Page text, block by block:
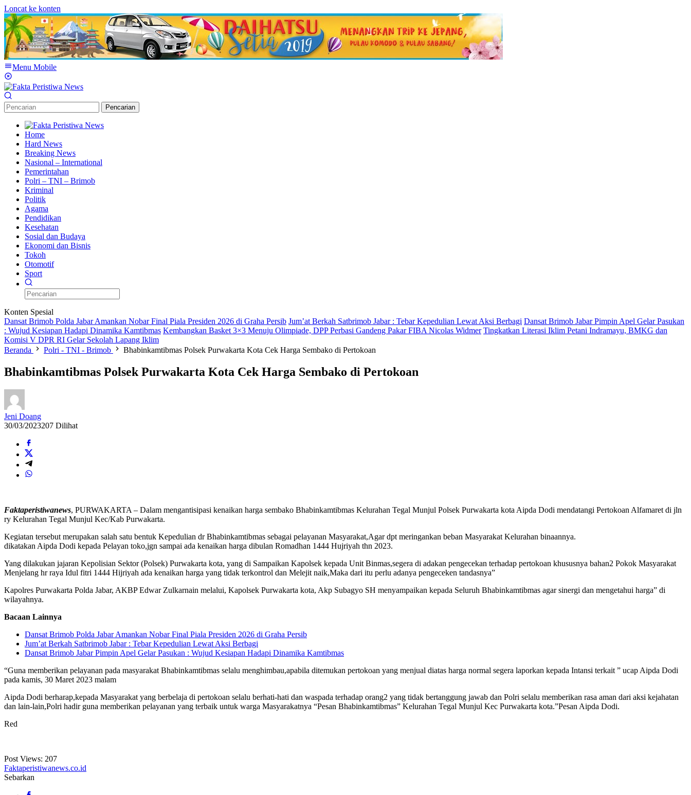
Loncat ke konten
Menu Mobile
Pencarian
Home
Hard News
Breaking News
Nasional – International
Pemerintahan
Polri – TNI – Brimob
Kriminal
Politik
Agama
Pendidikan
Kesehatan
Sosial dan Budaya
Ekonomi dan Bisnis
Tokoh
Otomotif
Sport
Konten Spesial
Dansat Brimob Polda Jabar Amankan Nobar Final Piala Presiden 2026 di Graha Persib Jum’at Berkah Satbrimob Jabar : Tebar Kepedulian Lewat Aksi Berbagi Dansat Brimob Jabar Pimpin Apel Gelar Pasukan
: Wujud Kesiapan Hadapi Dinamika Kamtibmas Kembangkan Basket 3×3 Menuju Olimpiade, DPP Perbasi Gandeng Pakar FIBA Nicolas Widmer Tingkatkan Literasi Iklim Petani Indramayu, BMKG dan
Komisi V DPR RI Gelar Sekolah Lapang Iklim
Beranda
Polri - TNI - Brimob Bhabinkamtibmas Polsek Purwakarta Kota Cek Harga Sembako di Pertokoan
Bhabinkamtibmas Polsek Purwakarta Kota Cek Harga Sembako di Pertokoan
Jeni Doang
30/03/2023207 Dilihat
Faktaperistiwanews, PURWAKARTA – Dalam mengantisipasi kenaikan harga sembako Bhabinkamtibmas Kelurahan Tegal Munjul Polsek Purwakarta kota Aipda Dodi mendatangi Pertokoan Alfamaret di jln
ry Kelurahan Tegal Munjul Kec/Kab Purwakarta.
Kegiatan tersebut merupakan salah satu bentuk Kepedulian dr Bhabinkamtibmas sebagai pelayanan Masyarakat,Agar dpt meringankan beban Masyarakat Kelurahan binaannya.
dikatakan Aipda Dodi kepada Pelayan toko,jgn sampai ada kenaikan harga dibulan Romadhan 1444 Hujriyah thn 2023.
Yang dilakukan jajaran Kepolisian Sektor (Polsek) Purwakarta kota, yang di Sampaikan Kapolsek kepada Unit Binmas,segera di adakan pengecekan terhadap pertokoan khususnya bahan2 Pokok Masyarakat
Menjelang hr raya Idul fitri 1444 Hijriyah ada kenaikan harga yang tidak terkontrol dan Melejit naik,Maka dari itu perlu adanya pengeceken tandasnya”
Kapolres Purwakarta Polda Jabar, AKBP Edwar Zulkarnain melalui, Kapolsek Purwakarta kota, Akp Subagyo SH menyampaikan kepada Seluruh Bhabinkamtibmas agar sinergi dan mengetahui harga” di
wilayahnya.
Bacaan Lainnya
Dansat Brimob Polda Jabar Amankan Nobar Final Piala Presiden 2026 di Graha Persib
Jum’at Berkah Satbrimob Jabar : Tebar Kepedulian Lewat Aksi Berbagi
Dansat Brimob Jabar Pimpin Apel Gelar Pasukan : Wujud Kesiapan Hadapi Dinamika Kamtibmas
“Guna memberikan pelayanan pada masyarakat Bhabinkamtibmas selalu menghimbau,apabila ditemukan pertokoan yang menjual diatas harga normal segera laporkan kepada Intansi terkait ” ucap Aipda Dodi
pada kamis, 30 Maret 2023 malam
Aipda Dodi berharap,kepada Masyarakat yang berbelaja di pertokoan selalu berhati-hati dan waspada terhadap orang2 yang tidak bertanggung jawab dan Polri selalu memberikan rasa aman dari aksi kejahatan
dan lain-lain,Polri hadir guna memberikan pelayanan yang terbaik untuk warga Masyarakatnya “Pesan Bhabinkamtibmas” Kelurahan Tegal Munjul Kec Purwakarta kota.”Pesan Aipda Dodi.
Red
Post Views: 207
Faktaperistiwanews.co.id
Sebarkan